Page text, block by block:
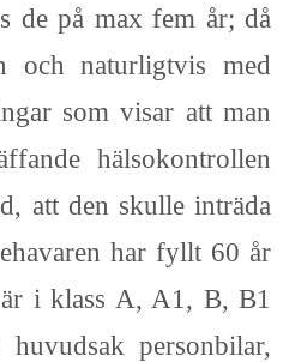
de på max fem år; då
och naturligtvis med
som visar att man
hälsokontrollen
att den skulle inträda
har fyllt 60 år
i klass A, A1, B, B1
personbilar,